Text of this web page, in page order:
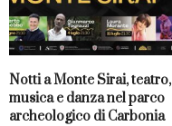
Notti a Monte Sirai, teatro,
musica e danza nel parco
archeologico di Carbonia